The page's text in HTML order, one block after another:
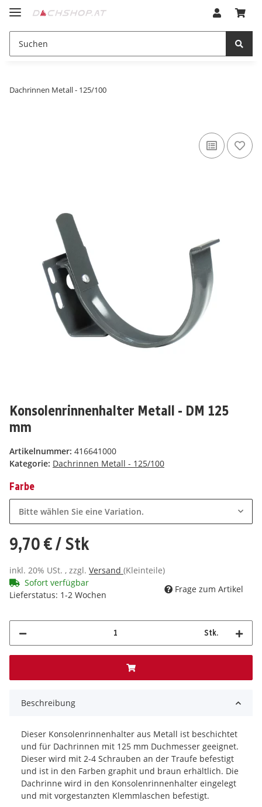
Dachrinnen Metall - 125/100
Konsolenrinnenhalter Metall - DM 125
mm
Artikelnummer: 416641000
Kategorie: Dachrinnen Metall - 125/100
Farbe
Bitte wählen Sie eine Variation.
9,70 €/ Stk
inkl. 20% USt. , zzgl. Versand (Kleinteile)
Sofort verfügbar
Lieferstatus: 1-2 Wochen
Frage zum Artikel
Stk.
Beschreibung
Dieser Konsolenrinnenhalter aus Metall ist beschichtet
und für Dachrinnen mit 125 mm Duchmesser geeignet.
Dieser wird mit 2-4 Schrauben an der Traufe befestigt
und ist in den Farben graphit und braun erhältlich. Die
Dachrinne wird in den Konsolenrinnenhalter eingelegt
und mit vorgestanzten Klemmlaschen befestigt.